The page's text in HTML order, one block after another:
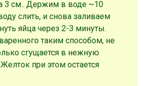
3 см.. Держим в воде ~10
слить, и снова заливаем
яйца через 2-3 минуты.
таким способом, не
сгущается в нежную
при этом остается